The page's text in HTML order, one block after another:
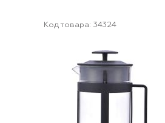
Код товара: 34324